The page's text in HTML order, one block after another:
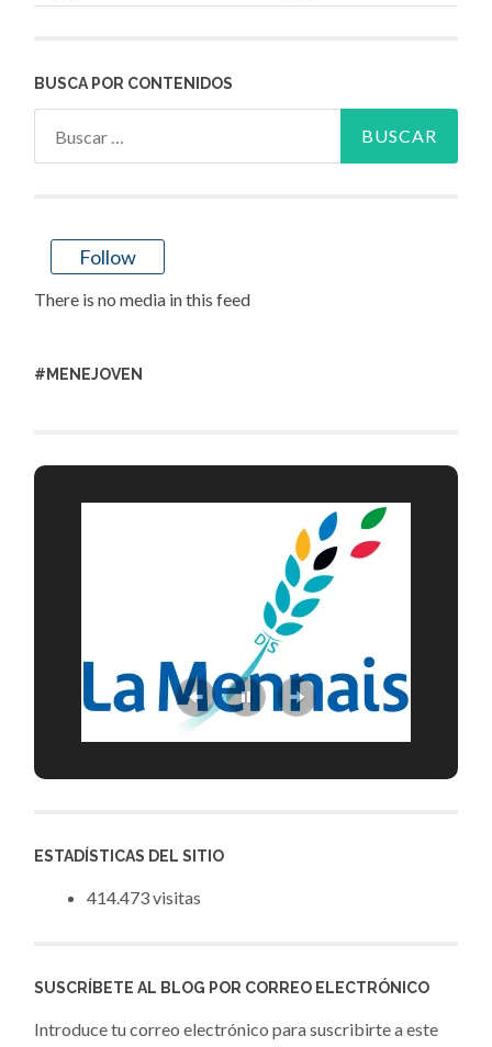
BUSCA POR CONTENIDOS
Follow
There is no media in this feed
#MENEJOVEN
ESTADÍSTICAS DEL SITIO
414.473 visitas
SUSCRÍBETE AL BLOG POR CORREO ELECTRÓNICO
Introduce tu correo electrónico para suscribirte a este